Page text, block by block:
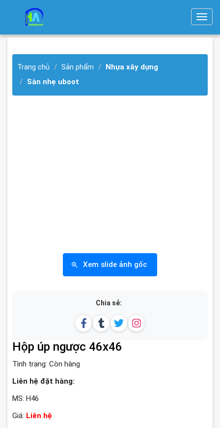
T
g
Trang chủ Sản phẩm
Nhựa xây dựng
Sàn nhẹ uboot
Xem slide ảnh gốc
Chia sẻ:
Hộp úp ngược 46x46
Tình trạng: Còn hàng
Liên hệ đặt hàng:
MS: H46
Giá: Liên hệ